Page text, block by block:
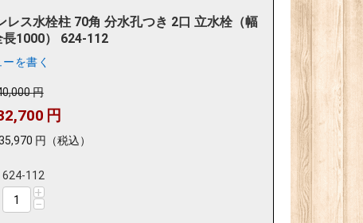
レス水栓柱 70角 分水孔つき 2口 立水栓（幅
長1000） 624-112
ーを書く
円
円
円 （税込）
624-112
+
−